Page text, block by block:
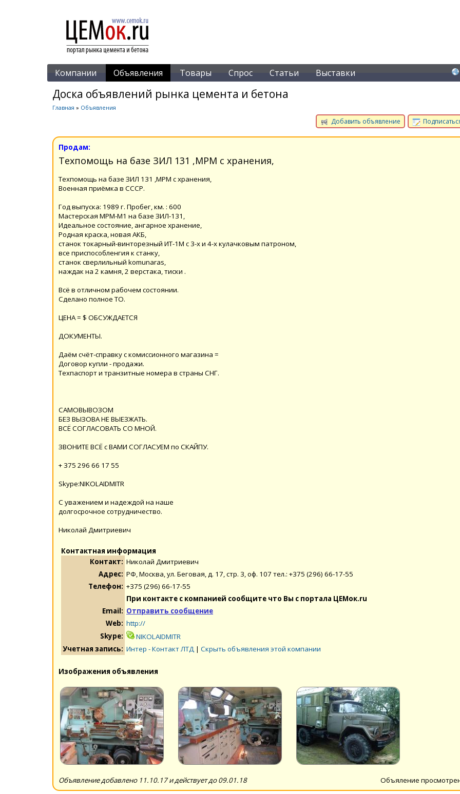
Компании Объявления Товары Спрос Статьи Выставки
Доска объявлений рынка цемента и бетона
Главная » Объявления
Добавить объявление
Продам:
Tехпомощь на базе ЗИЛ 131 ,МРМ с хранения,
Tехпомощь на базе ЗИЛ 131 ,МРМ с хранения,
Военная приёмка в СССР.
Год выпуска: 1989 г. Пробег, км. : 600
Мастерская МРМ-М1 на базе ЗИЛ-131,
Идеальное состояние, ангарное хранение,
Родная краска, новая АКБ,
станок токарный-винторезный ИТ-1М с 3-х и 4-х кулачковым патроном,
все приспособленгия к станку,
станок сверлильный komunaras,
наждак на 2 камня, 2 верстака, тиски .
Всё в отличном рабочем состоянии.
Сделано полное ТО.
ЦЕНА = $ ОБСУЖДАЕТСЯ
ДОКУМЕНТЫ.
Даём счёт-справку с комиссионного магазина =
Договор купли - продажи.
Техпаспорт и транзитные номера в страны СНГ.
САМОВЫВОЗОМ
БЕЗ ВЫЗОВА НЕ ВЫЕЗЖАТЬ.
ВСЁ СОГЛАСОВАТЬ СО МНОЙ.
ЗВОНИТЕ ВСЁ с ВАМИ СОГЛАСУЕМ по СКАЙПУ.
+ 375 296 66 17 55
Skype:NIKOLAIDMITR
С уважением и надеждой на наше
долгосрочное сотрудничество.
Николай Дмитриевич
Контактная информация
Контакт: Николай Дмитриевич
Адрес: РФ, Москва, ул. Беговая, д. 17, стр. 3, оф. 107 тел.: +375 (296) 66-17-55
Телефон: +375 (296) 66-17-55
При контакте с компанией сообщите что Вы с портала ЦЕМок.ru
Email: Отправить сообщение
Web: http://
Skype:
NIKOLAIDMITR
Учетная запись: Интер - Контакт ЛТД | Скрыть объявления этой компании
Изображения объявления
Объяление
Объявление добавлено 11.10.17 и действует до 09.01.18